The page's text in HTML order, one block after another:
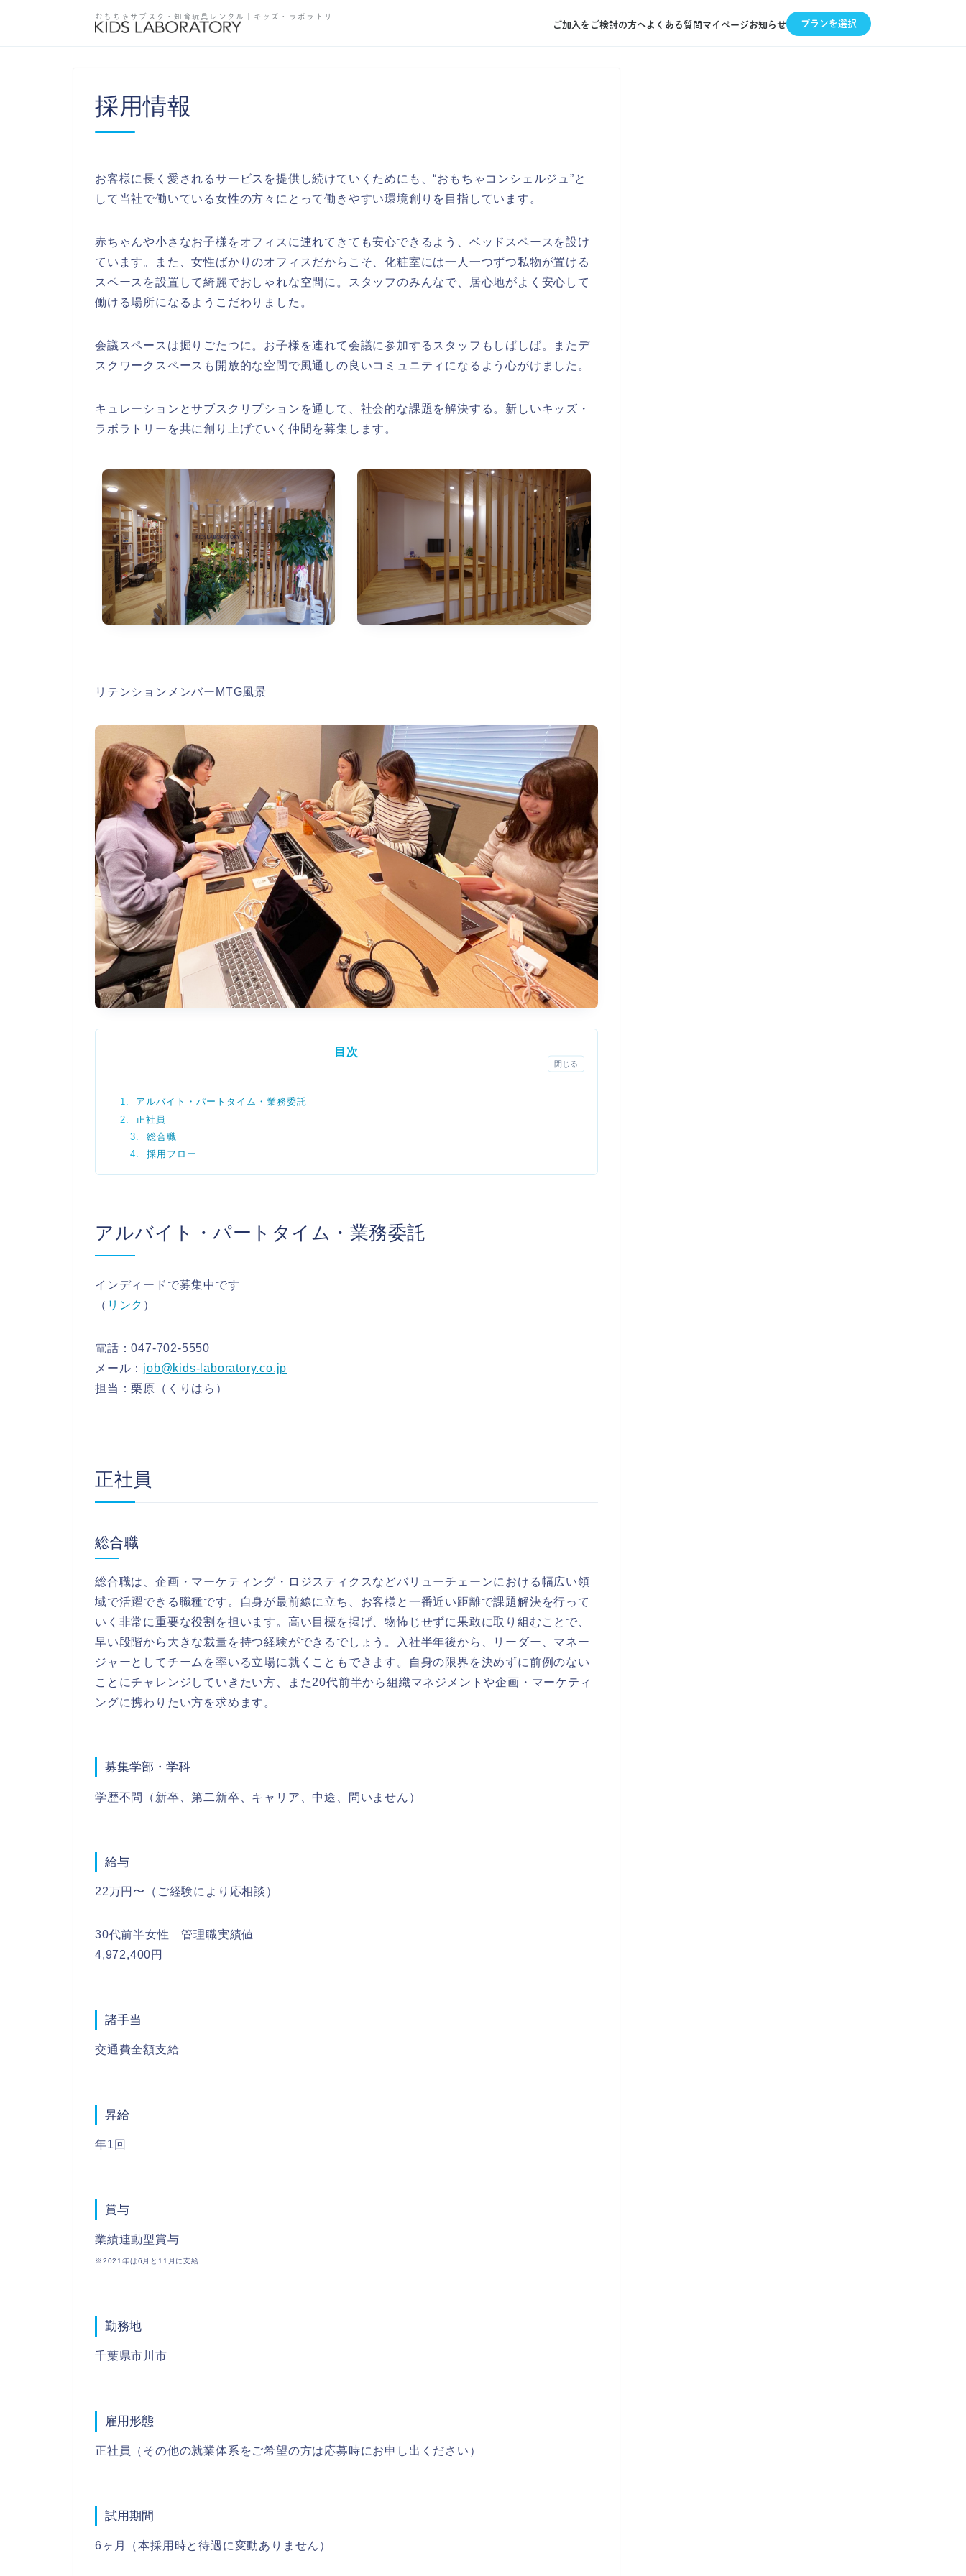
おもちゃサブスク・知育玩具レンタル ｜キッズ・ラボラトリー
ご加入をご検討の方へよくある質問マイページお知らせ プランを選択
採用情報
お客様に長く愛されるサービスを提供し続けていくためにも、“おもちゃコンシェルジュ”と
して当社で働いている女性の方々にとって働きやすい環境創りを目指しています。
赤ちゃんや小さなお子様をオフィスに連れてきても安心できるよう、ベッドスペースを設け
ています。また、女性ばかりのオフィスだからこそ、化粧室には一人一つずつ私物が置ける
スペースを設置して綺麗でおしゃれな空間に。スタッフのみんなで、居心地がよく安心して
働ける場所になるようこだわりました。
会議スペースは掘りごたつに。お子様を連れて会議に参加するスタッフもしばしば。またデ
スクワークスペースも開放的な空間で風通しの良いコミュニティになるよう心がけました。
キュレーションとサブスクリプションを通して、社会的な課題を解決する。新しいキッズ・
ラボラトリーを共に創り上げていく仲間を募集します。
リテンションメンバーMTG風景
目次
閉じる
アルバイト・パートタイム・業務委託
正社員
総合職
採用フロー
アルバイト・パートタイム・業務委託
インディードで募集中です
（ リンク ）
電話：047-702-5550
メール： job@kids-laboratory.co.jp
担当：栗原（くりはら）
正社員
総合職
総合職は、企画・マーケティング・ロジスティクスなどバリューチェーンにおける幅広い領
域で活躍できる職種です。自身が最前線に立ち、お客様と一番近い距離で課題解決を行って
いく非常に重要な役割を担います。高い目標を掲げ、物怖じせずに果敢に取り組むことで、
早い段階から大きな裁量を持つ経験ができるでしょう。入社半年後から、リーダー、マネー
ジャーとしてチームを率いる立場に就くこともできます。自身の限界を決めずに前例のない
ことにチャレンジしていきたい方、また20代前半から組織マネジメントや企画・マーケティ
ングに携わりたい方を求めます。
募集学部・学科
学歴不問（新卒、第二新卒、キャリア、中途、問いません）
給与
22万円〜（ご経験により応相談）
30代前半女性 管理職実績値
4,972,400円
諸手当
交通費全額支給
昇給
年1回
賞与
業績連動型賞与
※2021年は6月と11月に支給
勤務地
千葉県市川市
雇用形態
正社員（その他の就業体系をご希望の方は応募時にお申し出ください）
試用期間
6ヶ月（本採用時と待遇に変動ありません）